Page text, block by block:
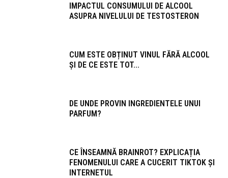
IMPACTUL CONSUMULUI DE ALCOOL
ASUPRA NIVELULUI DE TESTOSTERON
CUM ESTE OBȚINUT VINUL FĂRĂ ALCOOL
ȘI DE CE ESTE TOT...
DE UNDE PROVIN INGREDIENTELE UNUI
PARFUM?
CE ÎNSEAMNĂ BRAINROT? EXPLICAȚIA
FENOMENULUI CARE A CUCERIT TIKTOK ȘI
INTERNETUL